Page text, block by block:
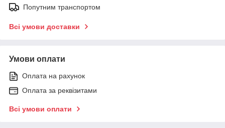
Попутним транспортом
Всі умови доставки
Умови оплати
Оплата на рахунок
Оплата за реквізитами
Всі умови оплати